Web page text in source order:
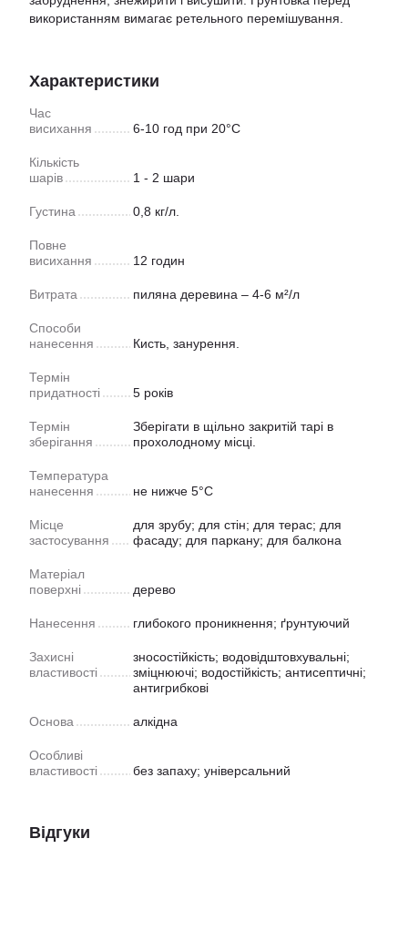
використанням вимагає ретельного перемішування.
Характеристики
Час
висихання
6-10 год при 20°C
Кількість
шарів
1 - 2 шари
Густина 0,8 кг/л.
Повне
висихання
12 годин
Витрата пиляна деревина – 4-6 м²/л
Способи
нанесення
Кисть, занурення.
Термін
придатності
5 років
Термін
зберігання
Зберігати в щільно закритій тарі в
прохолодному місці.
Температура
нанесення
не нижче 5°C
Місце
застосування
для зрубу; для стін; для терас; для
фасаду; для паркану; для балкона
Матеріал
поверхні
дерево
Нанесення глибокого проникнення; ґрунтуючий
Захисні
властивості
зносостійкість; водовідштовхувальні;
зміцнюючі; водостійкість; антисептичні;
антигрибкові
Основа алкідна
Особливі
властивості
без запаху; універсальний
Відгуки